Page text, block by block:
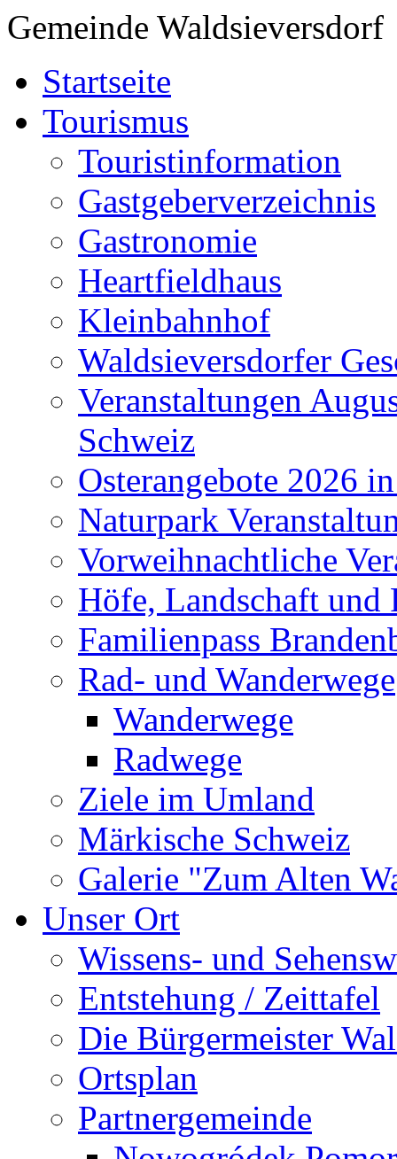
Gemeinde Waldsieversdorf
Startseite
Tourismus
Touristinformation
Gastgeberverzeichnis
Gastronomie
Heartfieldhaus
Kleinbahnhof
Waldsieversdorfer
Veranstaltungen
Schweiz
Osterangebote 2026
Naturpark
Vorweihnachtliche
Höfe, Landschaft und
Familienpass
Rad- und Wanderwege
Wanderwege
Radwege
Ziele im Umland
Märkische Schweiz
Galerie "Zum Alten
Unser Ort
Wissens- und
Entstehung / Zeittafel
Die Bürgermeister
Ortsplan
Partnergemeinde